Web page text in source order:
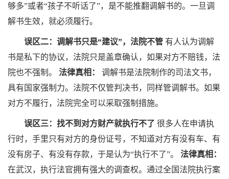
够多”或者“孩子不听话了”，是不能推翻调解书的。一旦调
解书生效，就必须履行。
误区二：调解书只是“建议”，法院不管 有人认为调解
书是私下的协议，法院只是盖章确认，如果对方不赔钱，法
院也不强制。 法律真相：
调解书是法院制作的司法文书，
具有国家强制力。法院不仅管判决书，同样管调解书。如果
对方不履行，法院完全可以采取强制措施。
误区三：找不到对方财产就执行不了 很多人在申请执
行时，手里只有对方的身份证号，不知道对方有没有车、有
没有房子、有没有存款，于是认为“执行不了”。 法律真相：
在武汉，执行法官拥有强大的调查权。通过全国法院执行案